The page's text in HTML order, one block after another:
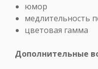
юмор
медлительность
цветовая гамма
Дополнительные